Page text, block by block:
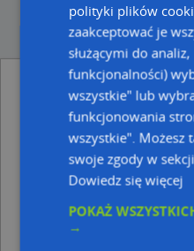
Firma Usługowo
Kagart Solak Piotr -
pobliżu
Prywatna
Stanisława Staszica 3, 38-
Beata Skiba Zakład
Gabinet Lekarski Adolf
polityki plików
zaakceptować je
służącymi do
funkcjonalności)
wszystkie" lub
funkcjonowania
wszystkie". Możesz
swoje zgody w
Dowiedz się więcej
POKAŻ
→